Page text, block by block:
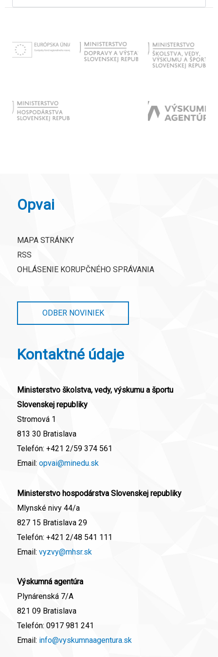
Opvai
MAPA STRÁNKY
RSS
OHLÁSENIE KORUPČNÉHO SPRÁVANIA
ODBER NOVINIEK
Kontaktné údaje
Ministerstvo školstva, vedy, výskumu a športu
Slovenskej republiky
Stromová 1
813 30 Bratislava
Telefón: +421 2/59 374 561
Email: opvai@minedu.sk
Ministerstvo hospodárstva Slovenskej republiky
Mlynské nivy 44/a
827 15 Bratislava 29
Telefón: +421 2/48 541 111
Email: vyzvy@mhsr.sk
Výskumná agentúra
Plynárenská 7/A
821 09 Bratislava
Telefón: 0917 981 241
Email: info@vyskumnaagentura.sk